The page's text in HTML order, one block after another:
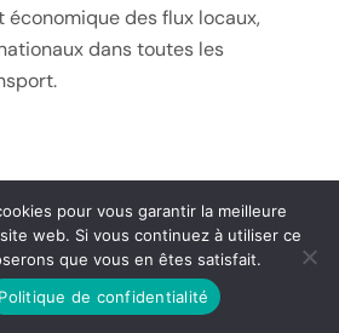
des flux locaux,
dans toutes les
,Partenaires,Presse
pour vous garantir la meilleure
web. Si vous continuez à utiliser ce
que vous en êtes satisfait.
Politique de confidentialité